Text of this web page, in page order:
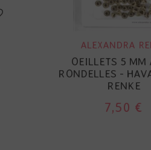
ALEXANDRA
OEILLETS 5 MM
RONDELLES -
RENKE
7,50 €